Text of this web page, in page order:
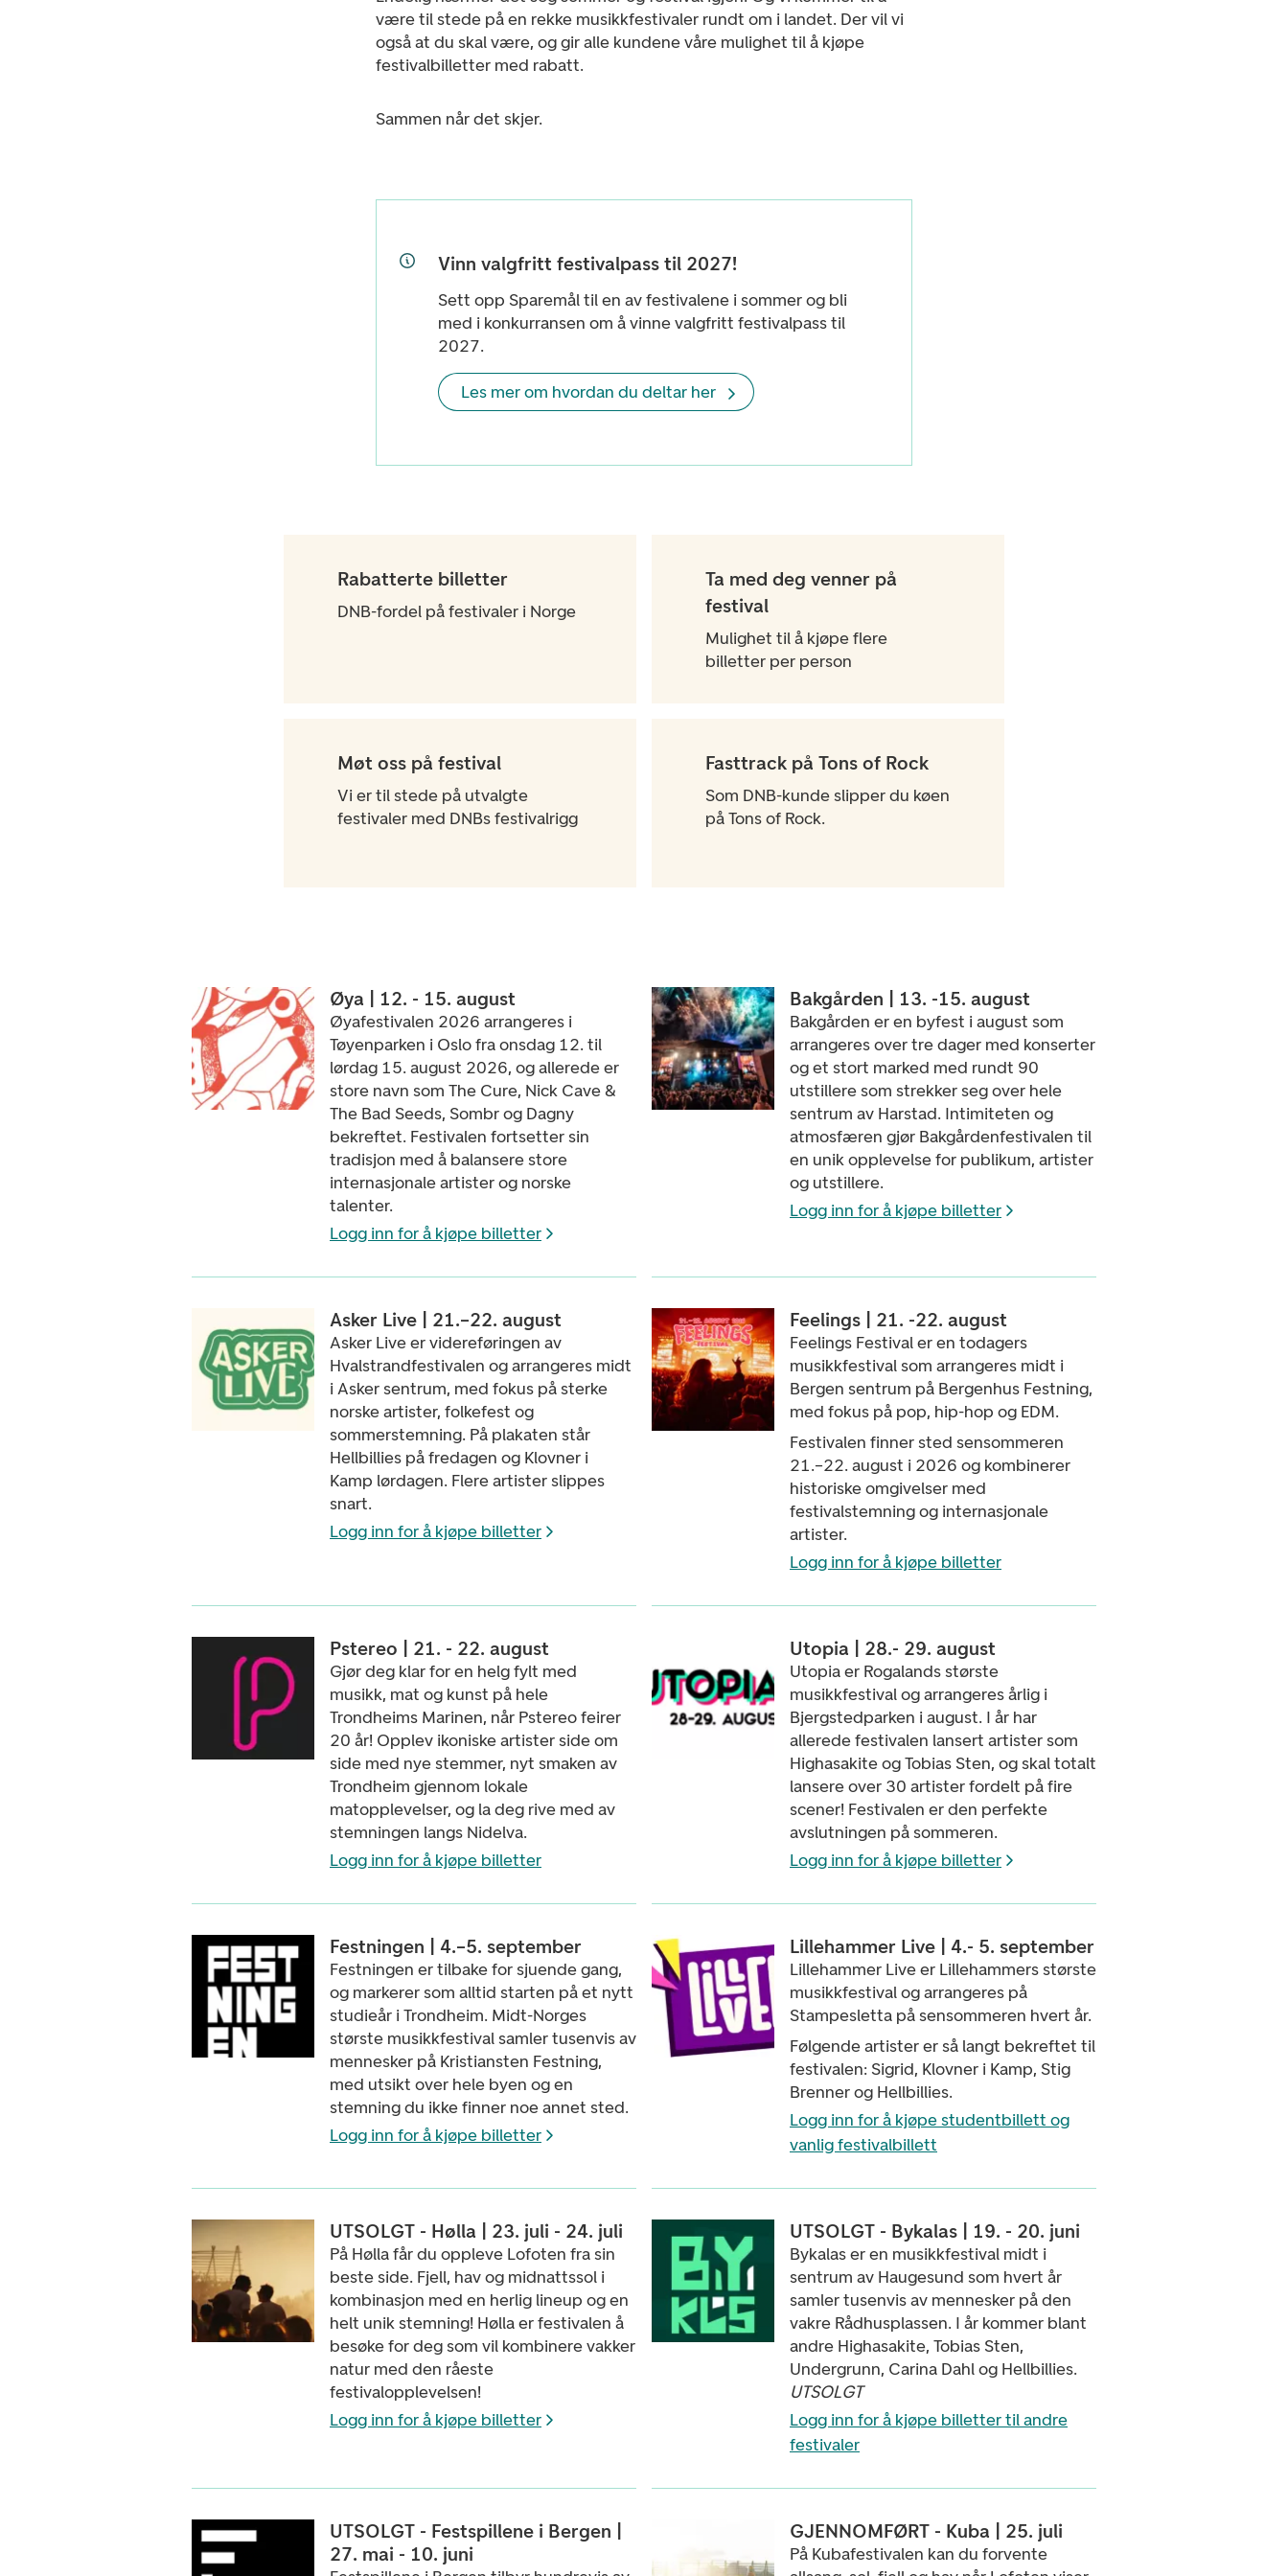
være til stede på en rekke musikkfestivaler rundt om i landet. Der vil vi
også at du skal være, og gir alle kundene våre mulighet til å kjøpe
festivalbilletter med rabatt.
Sammen når det skjer.
Vinn valgfritt festivalpass til 2027!
Sett opp Sparemål til en av festivalene i sommer og bli
med i konkurransen om å vinne valgfritt festivalpass til
2027.
Les mer om hvordan du deltar her
Rabatterte billetter
DNB-fordel på festivaler i Norge
Ta med deg venner på
festival
Mulighet til å kjøpe flere
billetter per person
Møt oss på festival
Vi er til stede på utvalgte
festivaler med DNBs festivalrigg
Fasttrack på Tons of Rock
Som DNB-kunde slipper du køen
på Tons of Rock.
Øya | 12. - 15. august
Øyafestivalen 2026 arrangeres i
Tøyenparken i Oslo fra onsdag 12. til
lørdag 15. august 2026, og allerede er
store navn som The Cure, Nick Cave &
The Bad Seeds, Sombr og Dagny
bekreftet. Festivalen fortsetter sin
tradisjon med å balansere store
internasjonale artister og norske
talenter.
Logg inn for å kjøpe billetter
Bakgården | 13. -15. august
Bakgården er en byfest i august som
arrangeres over tre dager med konserter
og et stort marked med rundt 90
utstillere som strekker seg over hele
sentrum av Harstad. Intimiteten og
atmosfæren gjør Bakgårdenfestivalen til
en unik opplevelse for publikum, artister
og utstillere.
Logg inn for å kjøpe billetter
Asker Live | 21.–22. august
Asker Live er videreføringen av
Hvalstrandfestivalen og arrangeres midt
i Asker sentrum, med fokus på sterke
norske artister, folkefest og
sommerstemning. På plakaten står
Hellbillies på fredagen og Klovner i
Kamp lørdagen. Flere artister slippes
snart.
Logg inn for å kjøpe billetter
Feelings | 21. -22. august
Feelings Festival er en todagers
musikkfestival som arrangeres midt i
Bergen sentrum på Bergenhus Festning,
med fokus på pop, hip-hop og EDM.
Festivalen finner sted sensommeren
21.–22. august i 2026 og kombinerer
historiske omgivelser med
festivalstemning og internasjonale
artister.
Logg inn for å kjøpe billetter
Pstereo | 21. - 22. august
Gjør deg klar for en helg fylt med
musikk, mat og kunst på hele
Trondheims Marinen, når Pstereo feirer
20 år! Opplev ikoniske artister side om
side med nye stemmer, nyt smaken av
Trondheim gjennom lokale
matopplevelser, og la deg rive med av
stemningen langs Nidelva.
Logg inn for å kjøpe billetter
Utopia | 28.- 29. august
Utopia er Rogalands største
musikkfestival og arrangeres årlig i
Bjergstedparken i august. I år har
allerede festivalen lansert artister som
Highasakite og Tobias Sten, og skal totalt
lansere over 30 artister fordelt på fire
scener! Festivalen er den perfekte
avslutningen på sommeren.
Logg inn for å kjøpe billetter
Festningen | 4.–5. september
Festningen er tilbake for sjuende gang,
og markerer som alltid starten på et nytt
studieår i Trondheim. Midt-Norges
største musikkfestival samler tusenvis av
mennesker på Kristiansten Festning,
med utsikt over hele byen og en
stemning du ikke finner noe annet sted.
Logg inn for å kjøpe billetter
Lillehammer Live | 4.- 5. september
Lillehammer Live er Lillehammers største
musikkfestival og arrangeres på
Stampesletta på sensommeren hvert år.
Følgende artister er så langt bekreftet til
festivalen: Sigrid, Klovner i Kamp, Stig
Brenner og Hellbillies.
Logg inn for å kjøpe studentbillett og
vanlig festivalbillett
UTSOLGT - Hølla | 23. juli - 24. juli
På Hølla får du oppleve Lofoten fra sin
beste side. Fjell, hav og midnattssol i
kombinasjon med en herlig lineup og en
helt unik stemning! Hølla er festivalen å
besøke for deg som vil kombinere vakker
natur med den råeste
festivalopplevelsen!
Logg inn for å kjøpe billetter
UTSOLGT - Bykalas | 19. - 20. juni
Bykalas er en musikkfestival midt i
sentrum av Haugesund som hvert år
samler tusenvis av mennesker på den
vakre Rådhusplassen. I år kommer blant
andre Highasakite, Tobias Sten,
Undergrunn, Carina Dahl og Hellbillies.
UTSOLGT
Logg inn for å kjøpe billetter til andre
festivaler
UTSOLGT - Festspillene i Bergen |
27. mai - 10. juni
GJENNOMFØRT - Kuba | 25. juli
På Kubafestivalen kan du forvente